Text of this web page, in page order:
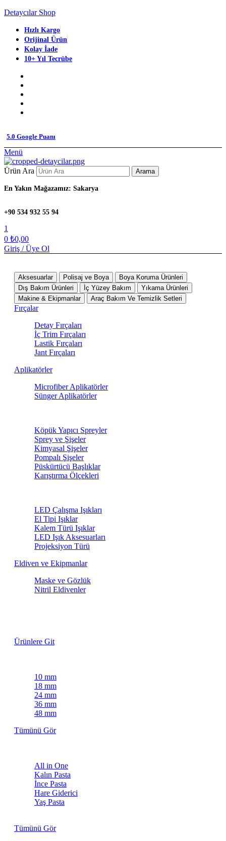
Detaycılar Shop
Hızlı Kargo
Orijinal Ürün
Kolay İade
10+ Yıl Tecrübe
5.0 Google Puanı
Menü
Ürün Ara Arama
En Yakın Mağazamız: Sakarya
+90 534 932 55 94
1
0 ₺0,00
Giriş / Üye Ol
Aksesuarlar Polisaj ve Boya
Boya Koruma Ürünleri
Dış Bakım Ürünleri
İç Yüzey Bakım
Yıkama Ürünleri
Makine & Ekipmanlar
Araç Bakım Ve Temizlik Setleri
Fırçalar
Detay Fırçaları
İç Trim Fırçaları
Lastik Fırçaları
Jant Fırçaları
Aplikatörler
Microfiber Aplikatörler
Sünger Aplikatörler
Köpük Yapıcı Spreyler
Sprey ve Şişeler
Kimyasal Şişeler
Pompalı Şişeler
Püskürtücü Başlıklar
Karıştırma Ölçekleri
LED Çalışma Işıkları
El Tipi Işıklar
Kalem Türü Işıklar
LED Işık Aksesuarları
Projeksiyon Türü
Eldiven ve Ekipmanlar
Maske ve Gözlük
Nitril Eldivenler
Ürünlere Git
10 mm
18 mm
24 mm
36 mm
48 mm
Tümünü Gör
All in One
Kalın Pasta
İnce Pasta
Hare Giderici
Yaş Pasta
Tümünü Gör